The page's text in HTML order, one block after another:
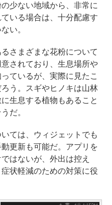
少ない地域から、非常に
いる場合は、十分配慮す
い。
さまざまな花粉について
されており、生息場所や
ているが、実際に見たこ
う。スギやヒノキは山林
生息する植物もあること
だ。
ては、ウィジェットでも
更新も可能だ。アプリを
はないが、外出は控え
状軽減のための対策に役